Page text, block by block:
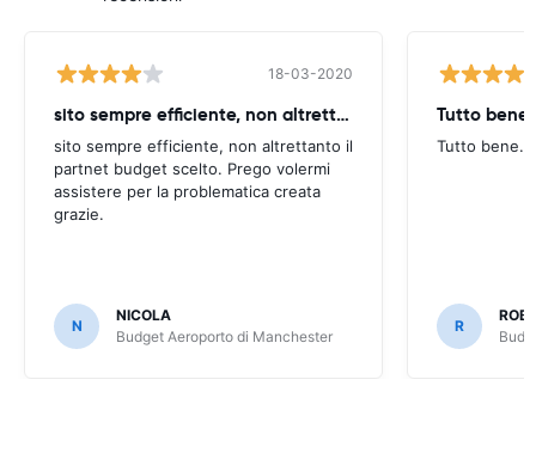
18-03-2020
sito sempre efficiente, non altrettanto
sito sempre efficiente, non altrettanto il
partnet budget scelto. Prego volermi
assistere per la problematica creata
grazie.
N
NICOLA
Budget Aeroporto di Manchester
Tutto bene.
Tutto bene.
R